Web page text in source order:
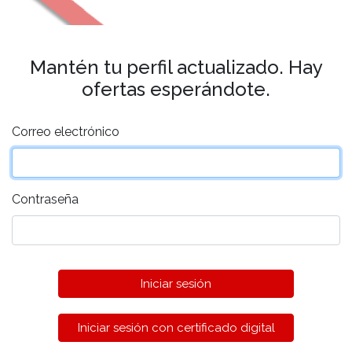
Mantén tu perfil actualizado. Hay
ofertas esperándote.
Correo electrónico
Contraseña